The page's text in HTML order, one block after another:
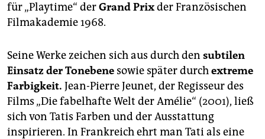
für „Playtime“ derGrand Prixder Französischen
Filmakademie 1968.
Seine Werke zeichen sich aus durch den subtilen
Einsatz der Tonebene sowie später durchextreme
Farbigkeit. Jean-Pierre Jeunet, der Regisseur des
Films „Die fabelhafte Welt der Amélie“ (2001), ließ
sich von Tatis Farben und der Ausstattung
inspirieren. In Frankreich ehrt man Tati als eine